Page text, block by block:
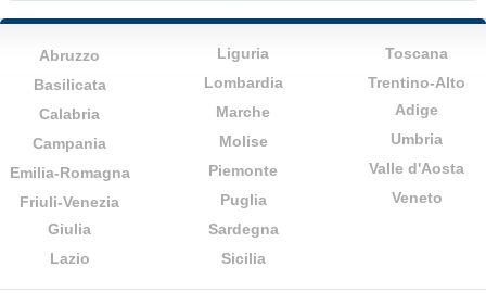
Abruzzo
Basilicata
Calabria
Campania
Emilia-Romagna
Friuli-Venezia
Giulia
Lazio
Liguria
Lombardia
Marche
Molise
Piemonte
Puglia
Sardegna
Sicilia
Toscana
Trentino-Alto
Adige
Umbria
Valle d'Aosta
Veneto